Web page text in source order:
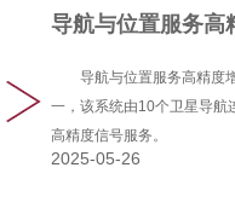
导航与位置服务高
导航与位置服务高精度
一，该系统由10个卫星导航
高精度信号服务。
2025-05-26